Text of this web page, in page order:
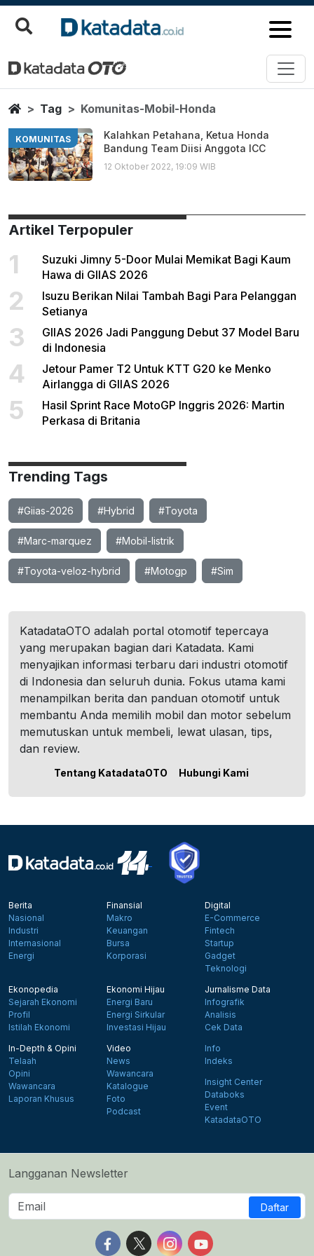
Komunitas Mobil Honda
Berita Terbaru
HomeTag Komunitas-Mobil-Honda
KOMUNITAS
Kalahkan Petahana, Ketua Honda
Bandung Team Diisi Anggota ICC
12 Oktober 2022, 19:09 WIB
Artikel Terpopuler
1
Suzuki Jimny 5-Door Mulai Memikat Bagi Kaum
Hawa di GIIAS 2026
2
Isuzu Berikan Nilai Tambah Bagi Para Pelanggan
Setianya
3
GIIAS 2026 Jadi Panggung Debut 37 Model Baru
di Indonesia
4
Jetour Pamer T2 Untuk KTT G20 ke Menko
Airlangga di GIIAS 2026
5
Hasil Sprint Race MotoGP Inggris 2026: Martin
Perkasa di Britania
Trending Tags
#Giias-2026 #Hybrid #Toyota
#Marc-marquez #Mobil-listrik
#Toyota-veloz-hybrid #Motogp #Sim
KatadataOTO adalah portal otomotif tepercaya
yang merupakan bagian dari Katadata. Kami
menyajikan informasi terbaru dari industri otomotif
di Indonesia dan seluruh dunia. Fokus utama kami
menampilkan berita dan panduan otomotif untuk
membantu Anda memilih mobil dan motor sebelum
memutuskan untuk membeli, lewat ulasan, tips,
dan review.
Tentang KatadataOTO Hubungi Kami
Berita
Nasional
Industri
Internasional
Energi
Finansial
Makro
Keuangan
Bursa
Korporasi
Digital
E-Commerce
Fintech
Startup
Gadget
Teknologi
Ekonopedia
Sejarah Ekonomi
Profil
Istilah Ekonomi
Ekonomi Hijau
Energi Baru
Energi Sirkular
Investasi Hijau
Jurnalisme Data
Infografik
Analisis
Cek Data
In-Depth & Opini
Telaah
Opini
Wawancara
Laporan Khusus
Video
News
Wawancara
Katalogue
Foto
Podcast
Info
Indeks
Insight Center
Databoks
Event
KatadataOTO
Langganan Newsletter
Daftar
Follow us on Facebook
Follow us on X
Follow us on Instagram
Follow us on